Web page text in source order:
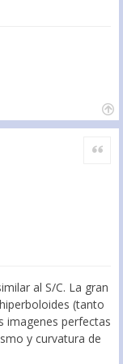
Citar
al S/C. La gran
(tanto
imagenes perfectas
y curvatura de